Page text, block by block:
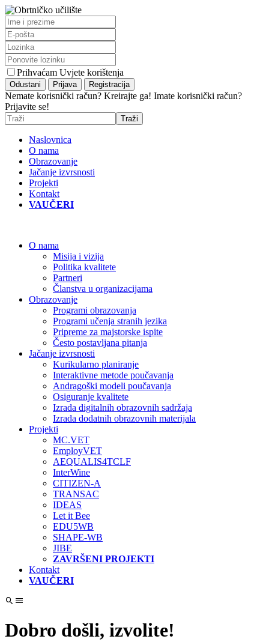
Prihvaćam Uvjete korištenja
Nemate korisnički račun? Kreirajte ga! Imate korisnički račun?
Prijavite se!
Naslovnica
O nama
Obrazovanje
Jačanje izvrsnosti
Projekti
Kontakt
VAUČERI
O nama
Misija i vizija
Politika kvalitete
Partneri
Članstva u organizacijama
Obrazovanje
Programi obrazovanja
Programi učenja stranih jezika
Pripreme za majstorske ispite
Često postavljana pitanja
Jačanje izvrsnosti
Kurikularno planiranje
Interaktivne metode poučavanja
Andragoški modeli poučavanja
Osiguranje kvalitete
Izrada digitalnih obrazovnih sadržaja
Izrada dodatnih obrazovnih materijala
Projekti
MC.VET
EmployVET
AEQUALIS4TCLF
InterWine
CITIZEN-A
TRANSAC
IDEAS
Let it Bee
EDU5WB
SHAPE-WB
JIBE
ZAVRŠENI PROJEKTI
Kontakt
VAUČERI
Dobro došli, izvolite!